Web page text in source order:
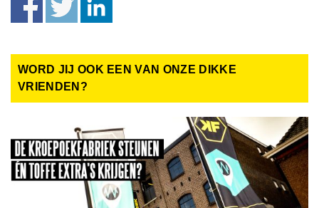
WORD JIJ OOK EEN VAN ONZE DIKKE
VRIENDEN?